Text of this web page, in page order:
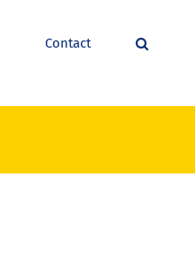
Contact